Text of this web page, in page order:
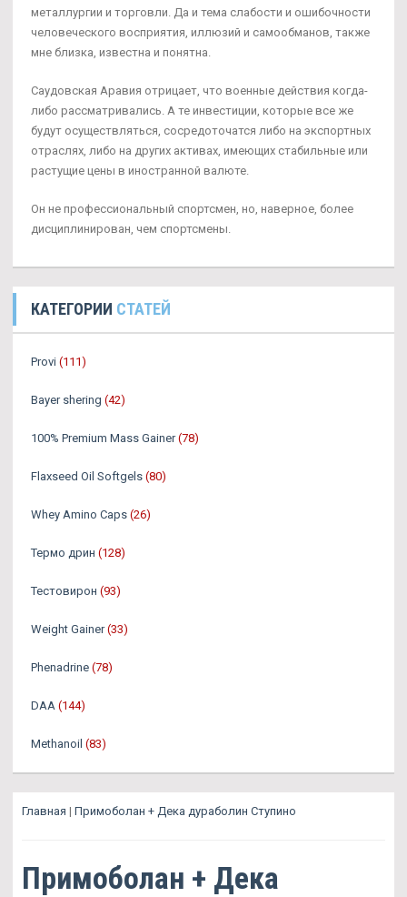
металлургии и торговли. Да и тема слабости и ошибочности
человеческого восприятия, иллюзий и самообманов, также
мне близка, известна и понятна.
Саудовская Аравия отрицает, что военные действия когда-
либо рассматривались. А те инвестиции, которые все же
будут осуществляться, сосредоточатся либо на экспортных
отраслях, либо на других активах, имеющих стабильные или
растущие цены в иностранной валюте.
Он не профессиональный спортсмен, но, наверное, более
дисциплинирован, чем спортсмены.
КАТЕГОРИИ СТАТЕЙ
Provi (111)
Bayer shering (42)
100% Premium Mass Gainer (78)
Flaxseed Oil Softgels (80)
Whey Amino Caps (26)
Термо дрин (128)
Тестовирон (93)
Weight Gainer (33)
Phenadrine (78)
DAA (144)
Methanoil (83)
Главная | Примоболан + Дека дураболин Ступино
Примоболан + Дека